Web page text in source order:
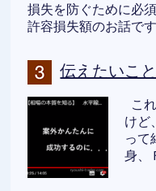
損失を防ぐために必
許容損失額のお話で
伝えたいこと
こ
けど
って
身、